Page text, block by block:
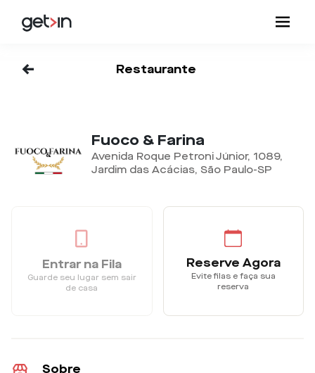
<- Restaurante
Fuoco & Farina
Avenida Roque Petroni Júnior, 1089,
Jardim das Acácias, São Paulo-SP
Entrar na Fila
Guarde seu lugar sem sair
de casa
Reserve Agora
Evite filas e faça sua
reserva
Sobre